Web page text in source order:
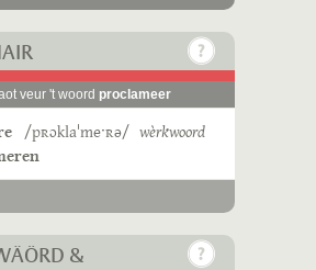
veur 't woord proclameer
/pʀɔklaˈmeˑʀə/ wèrkwoord
&